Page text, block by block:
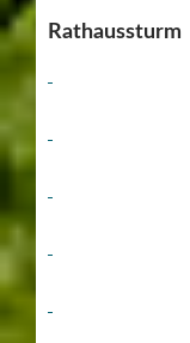
Rathaussturm